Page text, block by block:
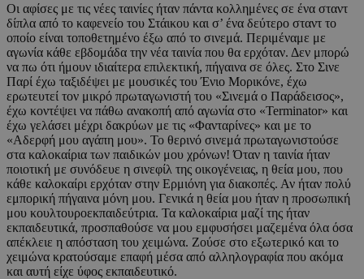
Οι αφίσες με τις νέες ταινίες ήταν πάντα κολλημένες σε ένα σταντ
δίπλα από το καφενείο του Στάικου και σ’ ένα δεύτερο σταντ το
οποίο είναι τοποθετημένο έξω από το σινεμά. Περιμέναμε με
αγωνία κάθε εβδομάδα την νέα ταινία που θα ερχόταν. Δεν μπορώ
να πω ότι ήμουν ιδιαίτερα επιλεκτική, πήγαινα σε όλες. Στο Σινε
Παρί έχω ταξιδέψει με μουσικές του Ένιο Μορικόνε, έχω
ερωτευτεί τον μικρό πρωταγωνιστή του «Σινεμά ο Παράδεισος»,
έχω κοντέψει να πάθω ανακοπή από αγωνία στο «Terminator» και
έχω γελάσει μέχρι δακρύων με τις «Φανταρίνες» και με το
«Αδερφή μου αγάπη μου». Το θερινό σινεμά πρωταγωνιστούσε
στα καλοκαίρια των παιδικών μου χρόνων! Όταν η ταινία ήταν
ποιοτική με συνόδευε η σινεφίλ της οικογένειας, η θεία μου, που
κάθε καλοκαίρι ερχόταν στην Ερμιόνη για διακοπές. Αν ήταν πολύ
εμπορική πήγαινα μόνη μου. Γενικά η θεία μου ήταν η προσωπική
μου κουλτουροεκπαιδεύτρια. Τα καλοκαίρια μαζί της ήταν
εκπαιδευτικά, προσπαθούσε να μου εμφυσήσει μαζεμένα όλα όσα
απέκλειε η απόσταση του χειμώνα. Ζούσε στο εξωτερικό και το
χειμώνα κρατούσαμε επαφή μέσα από αλληλογραφία που ακόμα
και αυτή είχε ύφος εκπαιδευτικό.